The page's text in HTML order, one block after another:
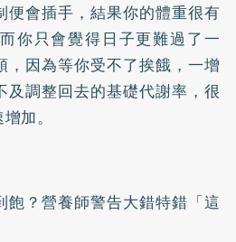
便會插手，結果你的體重很有
你只會覺得日子更難過了一
，因為等你受不了挨餓，一增
及調整回去的基礎代謝率，很
加。
飽？營養師警告大錯特錯「這